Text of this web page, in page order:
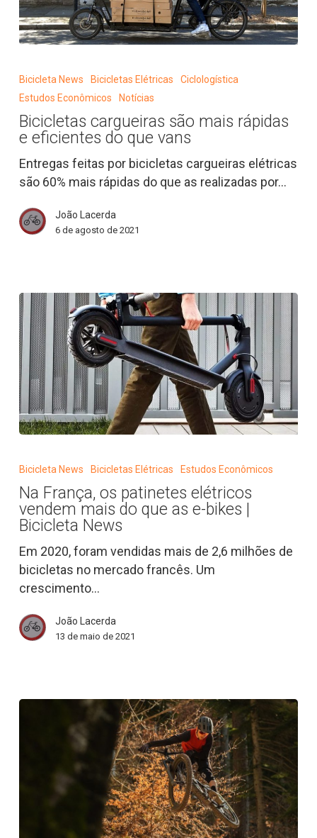
cargueiras
são
rápidas
e
eficientes
do
vans
Bicicleta News Bicicletas Elétricas
Ciclologística
Estudos Econômicos
Notícias
Bicicletas cargueiras são mais rápidas
e eficientes do que vans
Entregas feitas por bicicletas cargueiras elétricas
são 60% mais rápidas do que as realizadas por…
João Lacerda
6 de agosto de 2021
patinetes
elétricos
vendem
mais
do
que
e-
bikes
News
Bicicleta News Bicicletas Elétricas Estudos Econômicos
Na França, os patinetes elétricos
vendem mais do que as e-bikes |
Bicicleta News
Em 2020, foram vendidas mais de 2,6 milhões de
bicicletas no mercado francês. Um
crescimento…
João Lacerda
13 de maio de 2021